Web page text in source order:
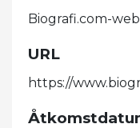
Biografi.com-
URL
https://